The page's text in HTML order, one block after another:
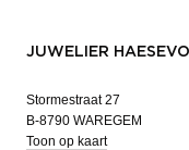
JUWELIER
Stormestraat 27
B-8790 WAREGEM
Toon op kaart